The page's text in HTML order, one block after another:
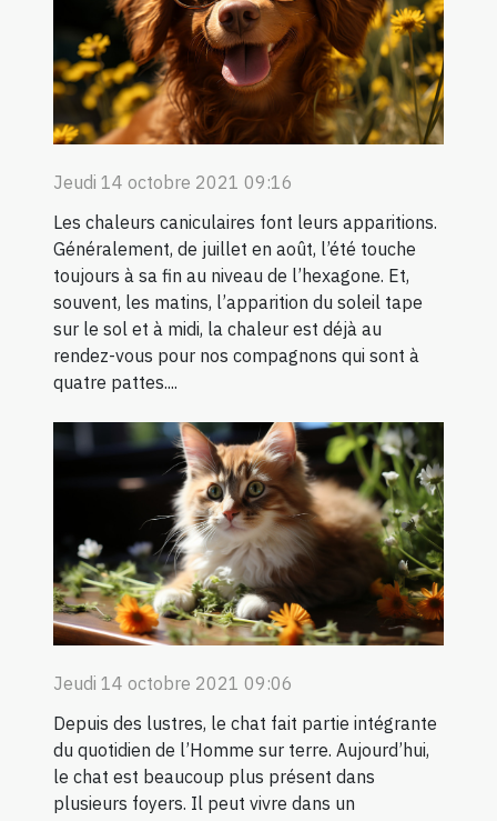
Jeudi 14 octobre 2021 09:16
Les chaleurs caniculaires font leurs apparitions.
Généralement, de juillet en août, l’été touche
toujours à sa fin au niveau de l’hexagone. Et,
souvent, les matins, l’apparition du soleil tape
sur le sol et à midi, la chaleur est déjà au
rendez-vous pour nos compagnons qui sont à
quatre pattes....
Jeudi 14 octobre 2021 09:06
Depuis des lustres, le chat fait partie intégrante
du quotidien de l’Homme sur terre. Aujourd’hui,
le chat est beaucoup plus présent dans
plusieurs foyers. Il peut vivre dans un